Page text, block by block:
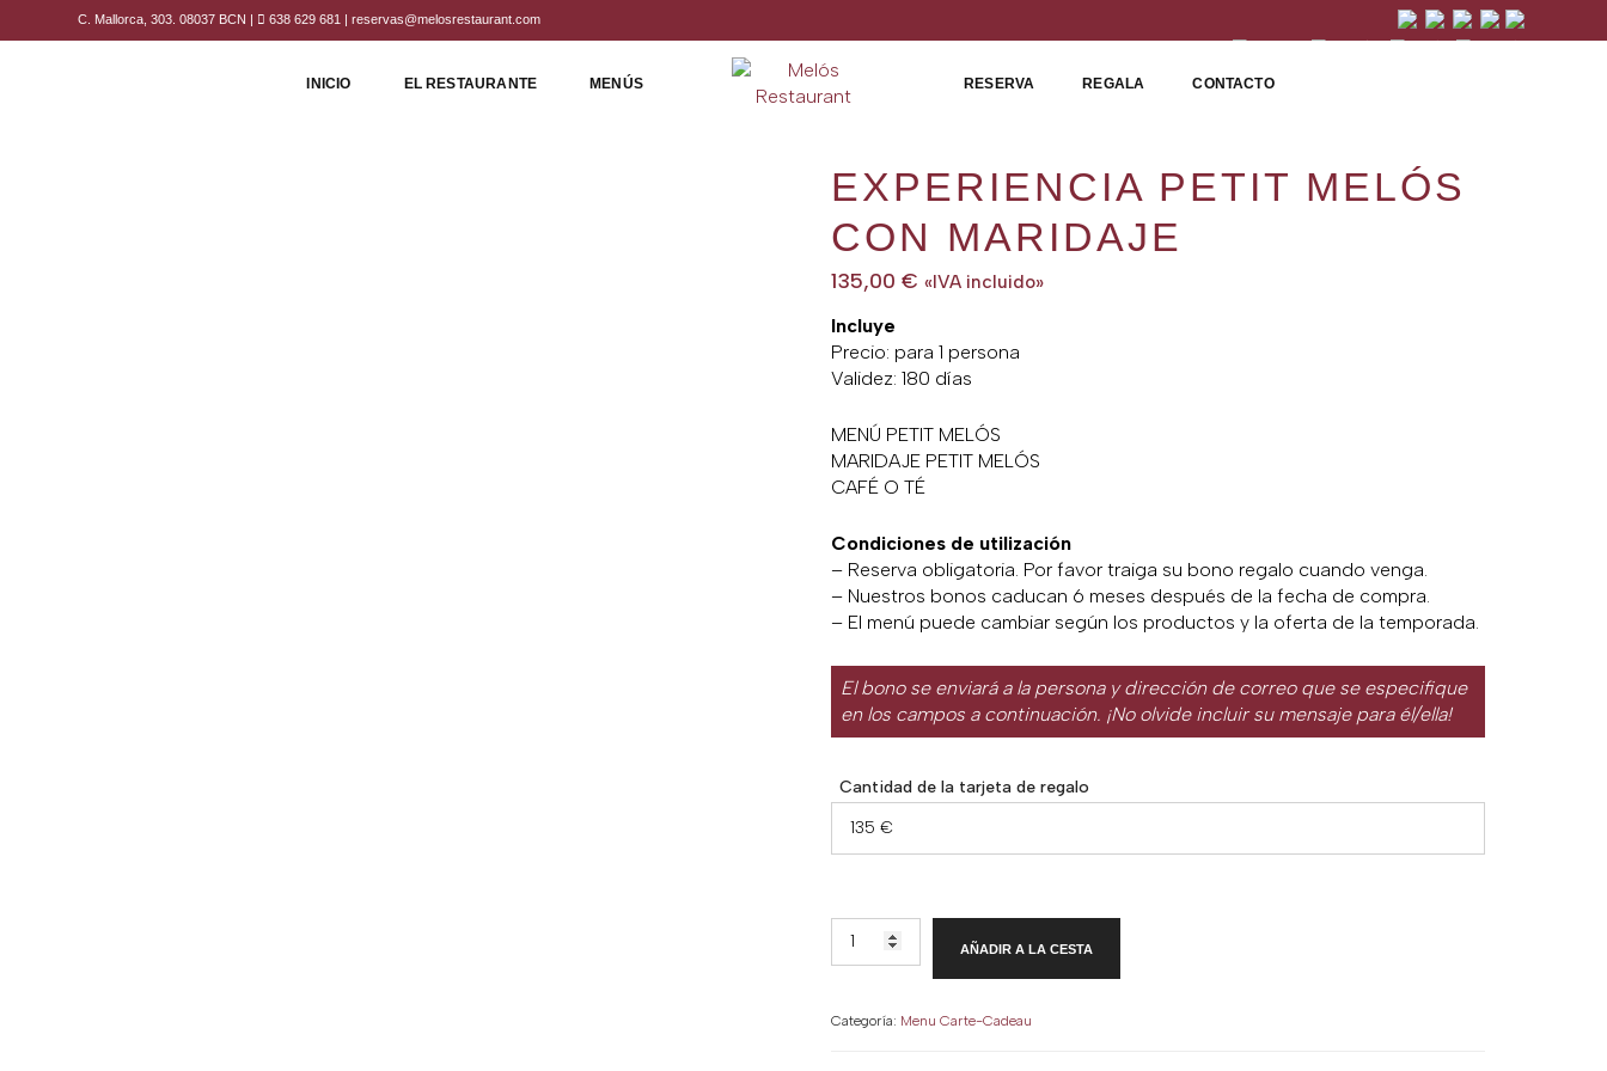
C. Mallorca, 303. 08037 BCN | 638 629 681 | reservas@melosrestaurant.com
INICIO EL RESTAURANTE MENÚS RESERVA REGALA CONTACTO
EXPERIENCIA PETIT MELÓS
CON MARIDAJE
135,00 € «IVA incluido»
Incluye
Precio: para 1 persona
Validez: 180 días
MENÚ PETIT MELÓS
MARIDAJE PETIT MELÓS
CAFÉ O TÉ
Condiciones de utilización
– Reserva obligatoria. Por favor traiga su bono regalo cuando venga.
– Nuestros bonos caducan 6 meses después de la fecha de compra.
– El menú puede cambiar según los productos y la oferta de la temporada.
El bono se enviará a la persona y dirección de correo que se especifique
en los campos a continuación. ¡No olvide incluir su mensaje para él/ella!
Cantidad de la tarjeta de regalo
EXPERIENCIA
MARIDAJE
AÑADIR A LA CESTA
Categoría: Menu Carte-Cadeau